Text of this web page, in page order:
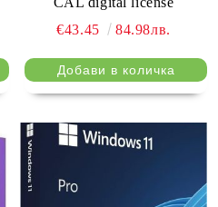
€43.45
84.98лв.